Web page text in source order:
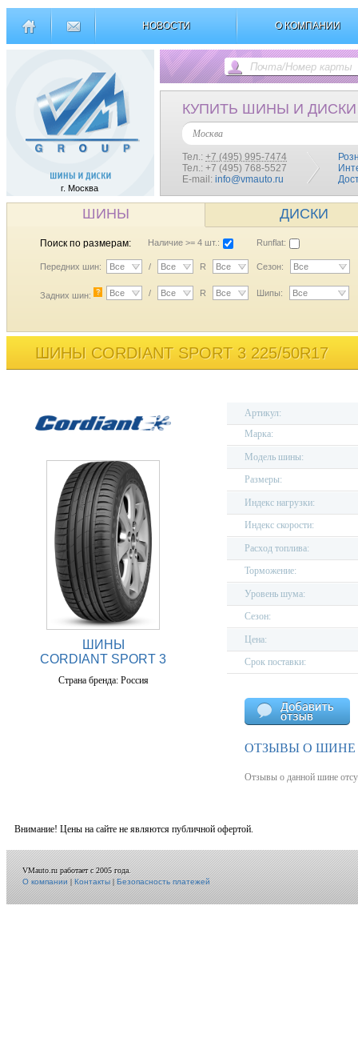
НОВОСТИ О КОМПАНИИ
г. Москва
КУПИТЬ ШИНЫ И ДИСКИ
Москва
Тел.: +7 (495) 995-7474
Тел.: +7 (495) 768-5527
E-mail: info@vmauto.ru
ШИНЫ ДИСКИ
Поиск по размерам: Наличие >= 4 шт.: Runflat:
Передних шин: Все / Все R Все Сезон: Все
Задних шин: ? Все / Все R Все Шипы: Все
ШИНЫ CORDIANT SPORT 3 225/50R17
ШИНЫ
CORDIANT SPORT 3
Страна бренда: Россия
Артикул:
Марка:
Модель шины:
Размеры:
Индекс нагрузки:
Индекс скорости:
Расход топлива:
Торможение:
Уровень шума:
Сезон:
Цена:
Срок поставки:
ОТЗЫВЫ О ШИНЕ
Отзывы о данной шине
Внимание! Цены на сайте не являются публичной офертой.
VMauto.ru работает с 2005 года.
О компании|Контакты|Безопасность платежей